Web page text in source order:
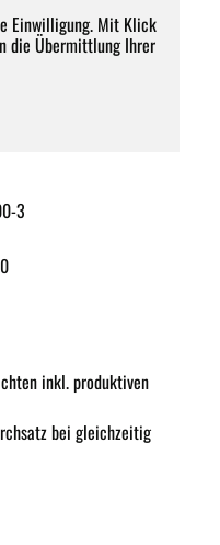
Einwilligung. Mit Klick
die Übermittlung Ihrer
3
inkl. produktiven
bei gleichzeitig